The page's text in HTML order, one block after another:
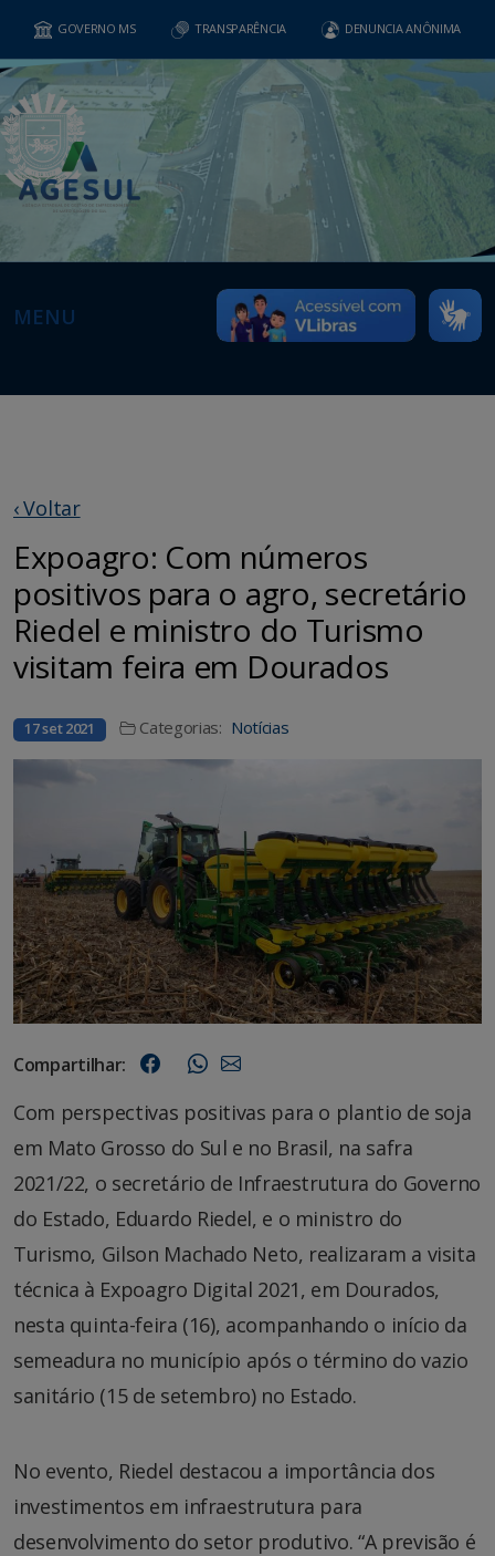
GOVERNO MS TRANSPARÊNCIA DENUNCIA ANÔNIMA
MENU
‹ Voltar
Expoagro: Com números
positivos para o agro, secretário
Riedel e ministro do Turismo
visitam feira em Dourados
17 set 2021 Categorias: Notícias
Compartilhar:
Com perspectivas positivas para o plantio de soja
em Mato Grosso do Sul e no Brasil, na safra
2021/22, o secretário de Infraestrutura do Governo
do Estado, Eduardo Riedel, e o ministro do
Turismo, Gilson Machado Neto, realizaram a visita
técnica à Expoagro Digital 2021, em Dourados,
nesta quinta-feira (16), acompanhando o início da
semeadura no município após o término do vazio
sanitário (15 de setembro) no Estado.
No evento, Riedel destacou a importância dos
investimentos em infraestrutura para
desenvolvimento do setor produtivo. “A previsão é